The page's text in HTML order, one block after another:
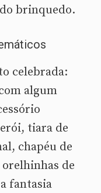
brinquedo.
celebrada:
algum
tiara de
chapéu de
de
fantasia